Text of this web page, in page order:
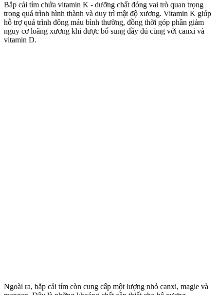
Bắp cải tím chứa vitamin K - dưỡng chất đóng vai trò quan trọng
trong quá trình hình thành và duy trì mật độ xương. Vitamin K giúp
hỗ trợ quá trình đông máu bình thường, đồng thời góp phần giảm
nguy cơ loãng xương khi được bổ sung đầy đủ cùng với canxi và
vitamin D.
Ngoài ra, bắp cải tím còn cung cấp một lượng nhỏ canxi, magie và